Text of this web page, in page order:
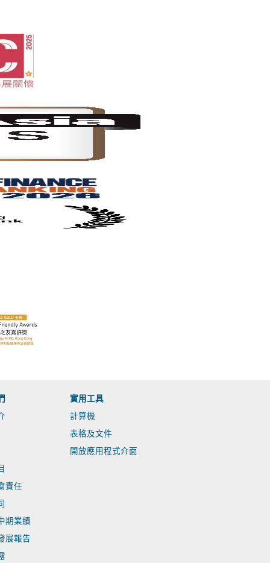
責任
期業績
展報告
實用工具
計算機
表格及文件
開放應用程式介面